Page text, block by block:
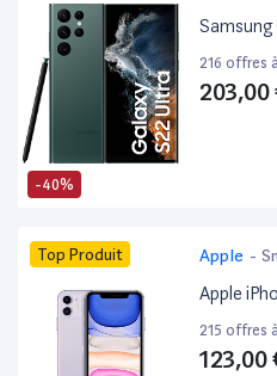
-40%
Samsung
216 offres
203,00
Top Produit Apple -
Apple
215 offres
123,00